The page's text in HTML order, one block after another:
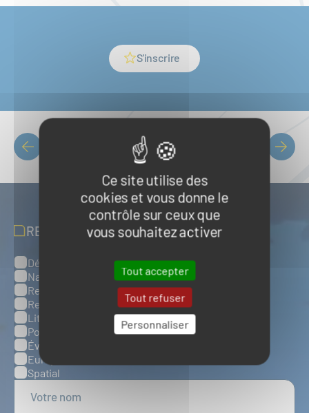
Ce site utilise des
cookies et vous donne le
contrôle sur ceux que
vous souhaitez activer
Tout accepter
Tout refuser
Personnaliser
S'inscrire
PAGINATION
Liste des événements
RECEVOIR NOS ACTUALITÉS
Catégories
Défense, sûreté et sécurité maritimes
Naval et nautisme
Ressources énergétiques et minérales marines
Ressources biologiques marines
Littoral et environnement marins
Ports, infrastructures et logistique
Évènements
Europe
Spatial